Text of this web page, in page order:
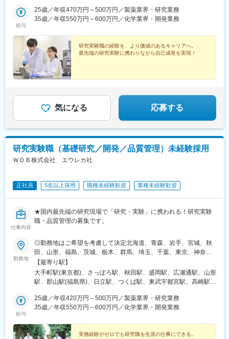
病院のみ。■対象疾患はオンコロジー領域（化学療法、免疫療法、
遺伝子治療など）が最も多く、再生医療や医療機器、バイオ医薬
【キャリアパス】
■約4～5年後にチームをまとめるチーフやリーダーに任命される
と、チームのプロジェクトの進進管理やメンバーのフォローをし
ています。更に経験を積み管理職であるマネージャーに任命され
て、マネジメント側ではなく、CRCスペシャリスト（役職無し）
として働くことも可能です。
定：ご自宅から90分以内の就業先・エリア限定：下記エリア内の
就業先。エリア内での転居を伴う場合あり・全国：全国の中でス
の区分★東北エリア…青森、岩手、宮城、秋田、山形、福島北関
東エリア…茨木、栃木、群馬、埼玉、東京南関東エリア…東京、
神奈川、千葉甲信越エリア…山梨、長野、新潟、東京東海エリ
ア…静岡、愛知、岐阜、三重北陸エリア…富山、石川、福井関西
エリア…滋賀、京都、大阪、兵庫、奈良、和歌山中四国エリア…
合、家賃補助が支給されます
井駅、勝どき駅、根津駅、立川北駅、町田駅、川崎駅、みなとみ
らい駅、平塚駅、新潟駅、春日山駅、甲府駅、沼津駅、静岡駅、
町駅、あすなろう四日市駅、彦根駅、草津駅(滋賀県)、烏丸駅、茨
木駅、千里中央駅(大阪モノレール)、大阪駅、三田駅(兵庫県)、三
宮・花時計前駅、西神中央駅、明石駅、加古川駅、岡山駅前駅、
倉敷駅、福山駅、八丁堀駅(広島県)、徳山駅、徳島駅、新居浜駅、
小倉駅(福岡県)、天神駅、大分駅、熊本城・市役所前駅、宮崎駅、
葉駅、東大前駅、立川駅、京急川崎駅、日吉町駅、新浜松駅、新
豊田駅、近鉄名古屋駅、電気ビル前駅、足羽山公園口駅、近鉄四
日市駅、四条駅(京都市営)、千里中央駅(北大阪急行)、西梅田駅、
旧居留地・大丸前駅、山陽明石駅、田町駅(岡山県)、胡町駅、眉山
ロープウェイ山麓駅、平和通駅、西鉄福岡駅、花畑町駅、高見橋
町駅、新静岡駅、浜松駅、名鉄名古屋駅、電鉄富山駅・エスタ前
駅、仁愛女子高校駅、四日市駅、京都河原町駅、大阪梅田駅(阪神
給与
25歳／年収470万円～500万円／製薬業界・研究業務
35歳／年収550万円～600万円／化学業界・開発業務
研究実験職の経験を、より価値のあるキャリアへ。
最先端の研究実験に携わりながら自己成長を実現！
気になる 応募する
研究実験職（基礎研究／開発／品質管理）未経験採用
ＷＤＢ株式会社 エウレカ社
正社員 5名以上採用 職種未経験歓迎 業種未経験歓迎
仕事内容
★国内最先端の研究現場で「研究・実験」に携われる！研究実験
職・品質管理の募集です。
勤務地
◎勤務地はご希望を考慮して決定北海道、青森、岩手、宮城、秋
田、山形、福島、茨城、栃木、群馬、埼玉、千葉、東京、神奈
川、新潟、長野、富山、石川、福井、山梨、岐阜、静岡、愛知、
三重、滋賀、京都、大阪、兵庫、奈良、和歌山、岡山、広島、山
口、徳島、香川、愛媛、高知、福岡、佐賀、長崎、熊本、大分、
定：ご自宅から90分以内の就業先・エリア限定：下記エリア内の
就業先。エリア内での転居を伴う場合あり・全国：全国の中でス
の区分★東北エリア…青森、岩手、宮城、秋田、山形、福島北関
東エリア…茨木、栃木、群馬、埼玉、東京南関東エリア…東京、
【最寄り駅】
大手町駅(東京都)、さっぽろ駅、秋田駅、盛岡駅、広瀬通駅、山形
駅、郡山駅(福島県)、日立駅、つくば駅、東武宇都宮駅、高崎駅、
井駅、勝どき駅、根津駅、立川北駅、町田駅、川崎駅、みなとみ
らい駅、平塚駅、新潟駅、春日山駅、甲府駅、沼津駅、静岡駅、
町駅、あすなろう四日市駅、彦根駅、草津駅(滋賀県)、烏丸駅、茨
木駅、千里中央駅(大阪モノレール)、大阪駅、三田駅(兵庫県)、三
給与
25歳／年収420万円～500万円／製薬業界・研究業務
35歳／年収550万円～600万円／化学業界・開発業務
実務経験がゼロでも研究職を生涯の仕事にできる。